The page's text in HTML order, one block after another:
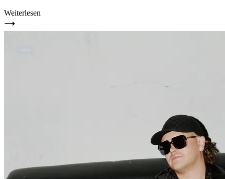
Weiterlesen